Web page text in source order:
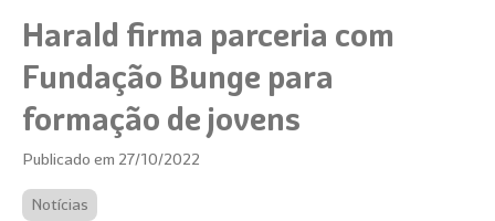
Harald firma parceria com
Fundação Bunge para
formação de jovens
Publicado em 27/10/2022
Notícias